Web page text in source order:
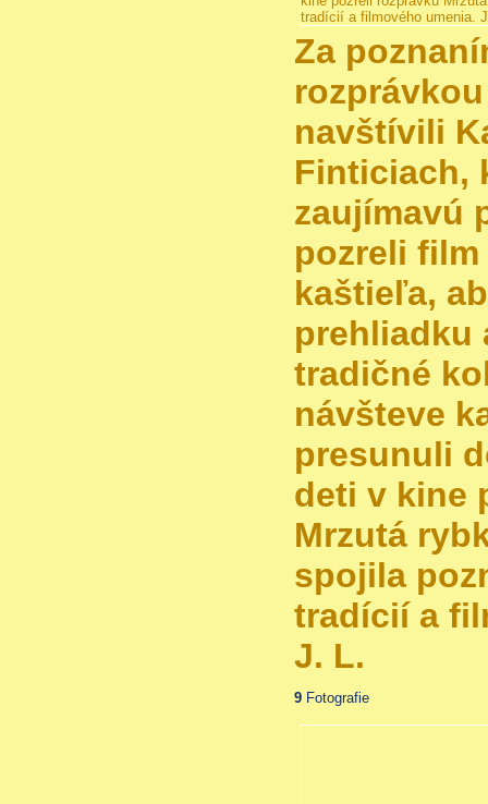
Za
navštívili
Finticiach,
zaujímavú
pozreli
kaštieľa,
prehliadku
tradičné
návšteve
presunuli
deti v kine
Mrzutá
spojila
tradícií a
J. L.
9 Fotografie